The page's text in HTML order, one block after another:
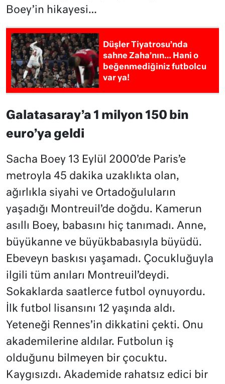
Boey’in hikayesi…
Düşler Tiyatrosu’nda
sahne Zaha’nın… Hani o
beğenmediğiniz futbolcu
var ya!
Galatasaray’a 1 milyon 150 bin
euro’ya geldi
Sacha Boey 13 Eylül 2000’de Paris’e
metroyla 45 dakika uzaklıkta olan,
ağırlıkla siyahi ve Ortadoğuluların
yaşadığı Montreuil’de doğdu. Kamerun
asıllı Boey, babasını hiç tanımadı. Anne,
büyükanne ve büyükbabasıyla büyüdü.
Ebeveyn baskısı yaşamadı. Çocukluğuyla
ilgili tüm anıları Montreuil’deydi.
Sokaklarda saatlerce futbol oynuyordu.
İlk futbol lisansını 12 yaşında aldı.
Yeteneği Rennes’in dikkatini çekti. Onu
akademilerine aldılar. Futbolun iş
olduğunu bilmeyen bir çocuktu.
Kaygısızdı. Akademide rahatsız edici bir